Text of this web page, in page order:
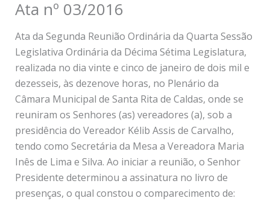
Ata nº 03/2016
Ata da Segunda Reunião Ordinária da Quarta Sessão
Legislativa Ordinária da Décima Sétima Legislatura,
realizada no dia vinte e cinco de janeiro de dois mil e
dezesseis, às dezenove horas, no Plenário da
Câmara Municipal de Santa Rita de Caldas, onde se
reuniram os Senhores (as) vereadores (a), sob a
presidência do Vereador Kélib Assis de Carvalho,
tendo como Secretária da Mesa a Vereadora Maria
Inês de Lima e Silva. Ao iniciar a reunião, o Senhor
Presidente determinou a assinatura no livro de
presenças, o qual constou o comparecimento de: